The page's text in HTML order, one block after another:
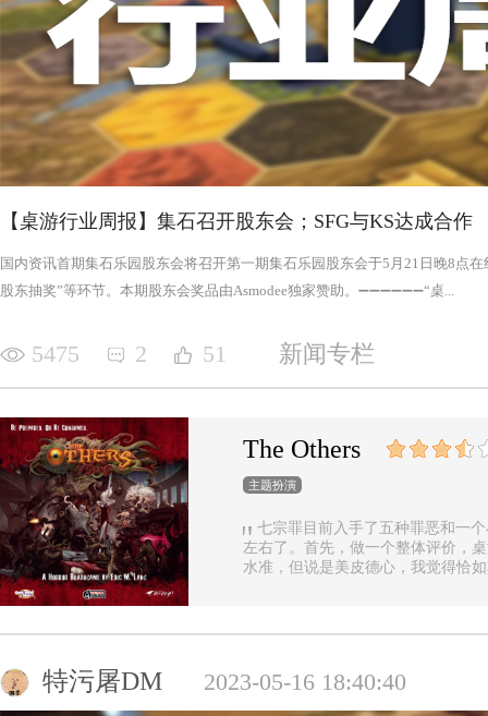
【桌游行业周报】集石召开股东会；SFG与KS达成合作
国内资讯首期集石乐园股东会将召开第一期集石乐园股东会于5月21日晚8点
股东抽奖”等环节。本期股东会奖品由Asmodee独家赞助。➖➖➖➖➖➖“桌...
5475 2 51 新闻专栏
The Others
主题扮演
七宗罪目前入手了五种罪恶和一
左右了。首先，做一个整体评价，
水准，但说是美皮德心，我觉得恰
出现，却仍然能在整个地图上看到
特污屠DM 2023-05-16 18:40:40